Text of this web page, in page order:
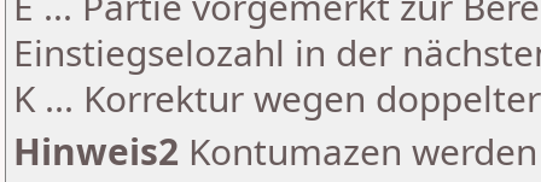
Einstiegselozahl in der
K ... Korrektur wegen
Hinweis2 Kontumazen